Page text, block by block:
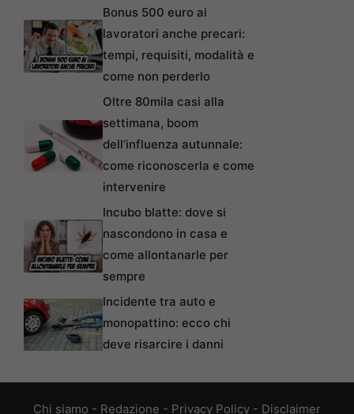
Bonus 500 euro ai
lavoratori anche precari:
tempi, requisiti, modalità e
come non perderlo
Oltre 80mila casi alla
settimana, boom
dell’influenza autunnale:
come riconoscerla e come
intervenire
Incubo blatte: dove si
nascondono in casa e
come allontanarle per
sempre
Incidente tra auto e
monopattino: ecco chi
deve risarcire i danni
Chi siamo - Redazione - Privacy Policy - Disclaimer